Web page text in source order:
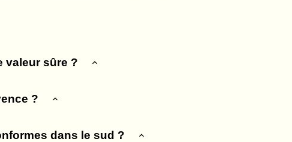
valeur sûre ?
?
dans le sud ?